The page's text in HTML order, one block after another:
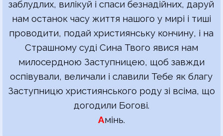
заблудлих, вилікуй і спаси безнадійних, даруй
нам останок часу життя нашого у мирі і тиші
проводити, подай християнську кончину, і на
Страшному суді Сина Твого явися нам
милосердною Заступницею, щоб завжди
оспівували, величали і славили Тебе як благу
Заступницю християнського роду зі всіма, що
догодили Богові.
Амінь.